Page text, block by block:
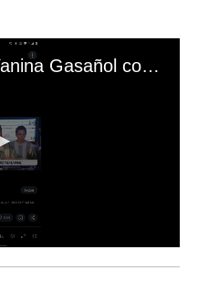
El mal momento de Yanina Gasañol con un hincha argentino en "Subrayado"